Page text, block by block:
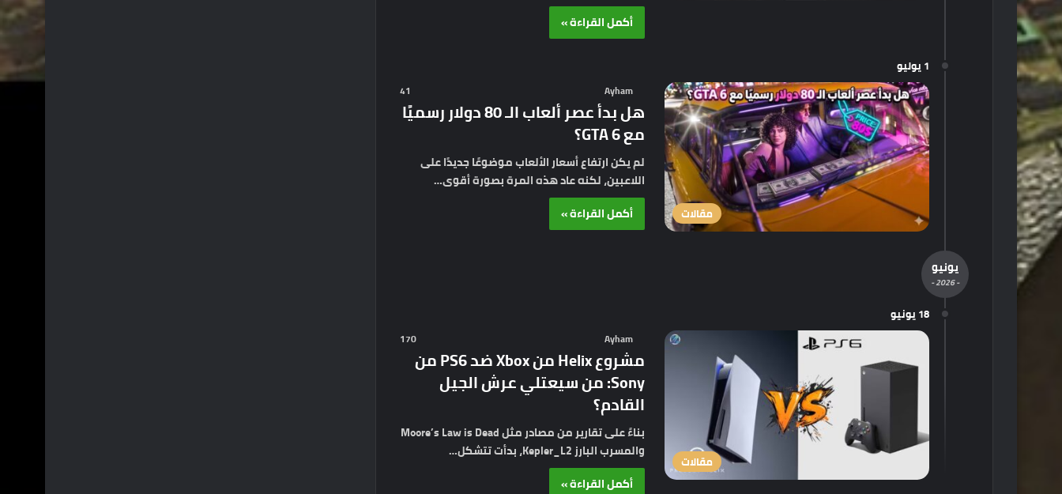
أكمل القراءة »
1 يوليو
مقالات
Ayham
41
هل بدأ عصر ألعاب الـ 80 دولار رسميًا
مع GTA 6؟
لم يكن ارتفاع أسعار الألعاب موضوعًا جديدًا على
اللاعبين، لكنه عاد هذه المرة بصورة أقوى…
أكمل القراءة »
يونيو
- 2026 -
18 يونيو
مقالات
Ayham
170
مشروع Helix من Xbox ضد PS6 من
Sony: من سيعتلي عرش الجيل
القادم؟
بناءً على تقارير من مصادر مثل Moore’s Law is Dead
والمسرب البارز Kepler_L2، بدأت تتشكل…
أكمل القراءة »